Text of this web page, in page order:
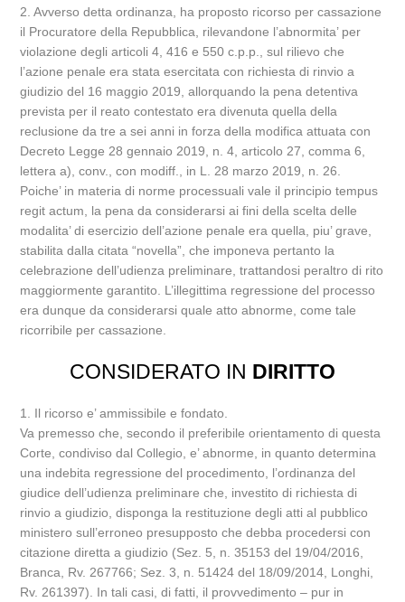
2. Avverso detta ordinanza, ha proposto ricorso per cassazione
il Procuratore della Repubblica, rilevandone l’abnormita’ per
violazione degli articoli 4, 416 e 550 c.p.p., sul rilievo che
l’azione penale era stata esercitata con richiesta di rinvio a
giudizio del 16 maggio 2019, allorquando la pena detentiva
prevista per il reato contestato era divenuta quella della
reclusione da tre a sei anni in forza della modifica attuata con
Decreto Legge 28 gennaio 2019, n. 4, articolo 27, comma 6,
lettera a), conv., con modiff., in L. 28 marzo 2019, n. 26.
Poiche’ in materia di norme processuali vale il principio tempus
regit actum, la pena da considerarsi ai fini della scelta delle
modalita’ di esercizio dell’azione penale era quella, piu’ grave,
stabilita dalla citata “novella”, che imponeva pertanto la
celebrazione dell’udienza preliminare, trattandosi peraltro di rito
maggiormente garantito. L’illegittima regressione del processo
era dunque da considerarsi quale atto abnorme, come tale
ricorribile per cassazione.
CONSIDERATO IN DIRITTO
1. Il ricorso e’ ammissibile e fondato.
Va premesso che, secondo il preferibile orientamento di questa
Corte, condiviso dal Collegio, e’ abnorme, in quanto determina
una indebita regressione del procedimento, l’ordinanza del
giudice dell’udienza preliminare che, investito di richiesta di
rinvio a giudizio, disponga la restituzione degli atti al pubblico
ministero sull’erroneo presupposto che debba procedersi con
citazione diretta a giudizio (Sez. 5, n. 35153 del 19/04/2016,
Branca, Rv. 267766; Sez. 3, n. 51424 del 18/09/2014, Longhi,
Rv. 261397). In tali casi, di fatti, il provvedimento – pur in